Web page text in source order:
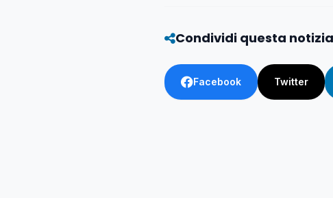
Condividi questa notizia
Facebook Twitter